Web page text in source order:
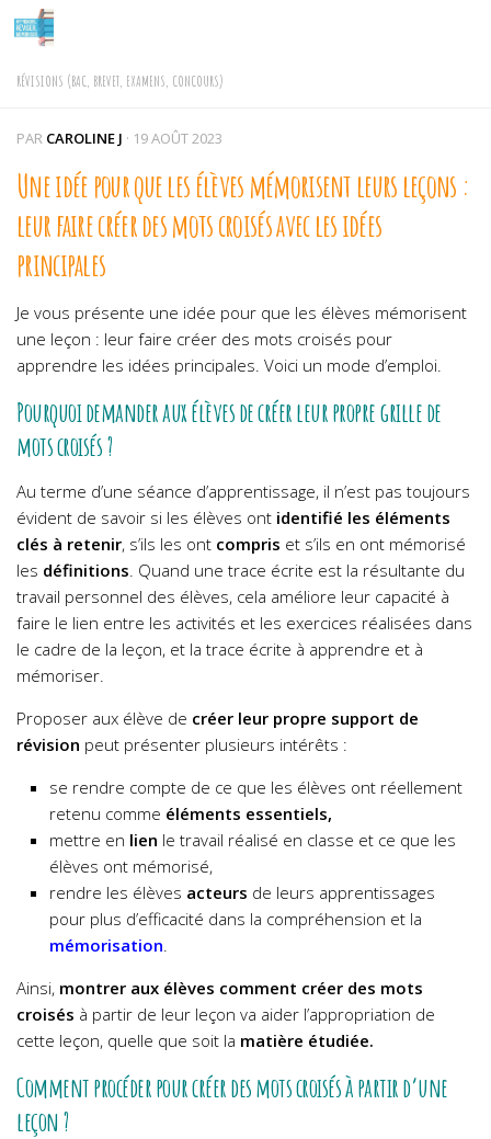
Skip to content
RÉVISIONS (BAC, BREVET, EXAMENS, CONCOURS)
PAR CAROLINE J · 19 AOÛT 2023
Une idée pour que les élèves mémorisent leurs leçons :
leur faire créer des mots croisés avec les idées
principales
Je vous présente une idée pour que les élèves mémorisent
une leçon : leur faire créer des mots croisés pour
apprendre les idées principales. Voici un mode d’emploi.
Pourquoi demander aux élèves de créer leur propre grille de
mots croisés ?
Au terme d’une séance d’apprentissage, il n’est pas toujours
évident de savoir si les élèves ont identifié les éléments
clés à retenir, s’ils les ont compris et s’ils en ont mémorisé
les définitions. Quand une trace écrite est la résultante du
travail personnel des élèves, cela améliore leur capacité à
faire le lien entre les activités et les exercices réalisées dans
le cadre de la leçon, et la trace écrite à apprendre et à
mémoriser.
Proposer aux élève de créer leur propre support de
révision peut présenter plusieurs intérêts :
se rendre compte de ce que les élèves ont réellement
retenu comme éléments essentiels,
mettre en lien le travail réalisé en classe et ce que les
élèves ont mémorisé,
rendre les élèves acteurs de leurs apprentissages
pour plus d’efficacité dans la compréhension et la
mémorisation.
Ainsi, montrer aux élèves comment créer des mots
croisés à partir de leur leçon va aider l’appropriation de
cette leçon, quelle que soit la matière étudiée.
Comment procéder pour créer des mots croisés à partir d’une
leçon ?